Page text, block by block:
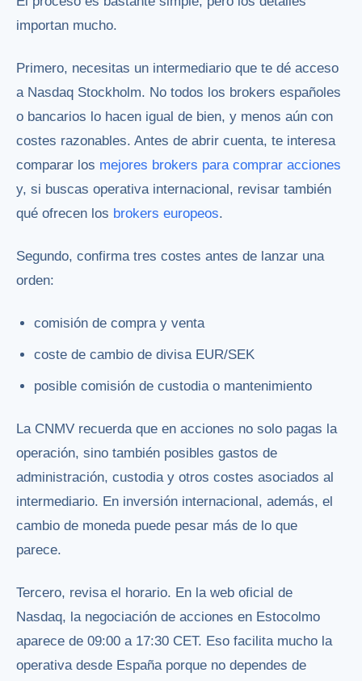
importan mucho.
Primero, necesitas un intermediario que te dé acceso
a Nasdaq Stockholm. No todos los brokers españoles
o bancarios lo hacen igual de bien, y menos aún con
costes razonables. Antes de abrir cuenta, te interesa
comparar los mejores brokers para comprar acciones
y, si buscas operativa internacional, revisar también
qué ofrecen los brokers europeos.
Segundo, confirma tres costes antes de lanzar una
orden:
comisión de compra y venta
coste de cambio de divisa EUR/SEK
posible comisión de custodia o mantenimiento
La CNMV recuerda que en acciones no solo pagas la
operación, sino también posibles gastos de
administración, custodia y otros costes asociados al
intermediario. En inversión internacional, además, el
cambio de moneda puede pesar más de lo que
parece.
Tercero, revisa el horario. En la web oficial de
Nasdaq, la negociación de acciones en Estocolmo
aparece de 09:00 a 17:30 CET. Eso facilita mucho la
operativa desde España porque no dependes de